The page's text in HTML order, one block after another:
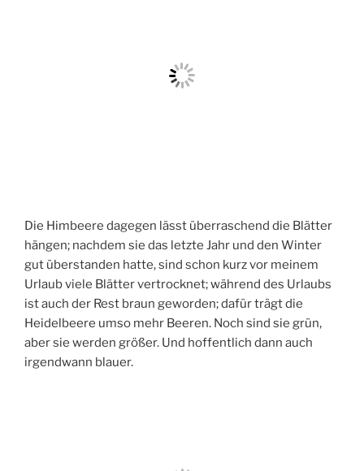
Die Himbeere dagegen lässt überraschend die Blätter
hängen; nachdem sie das letzte Jahr und den Winter
gut überstanden hatte, sind schon kurz vor meinem
Urlaub viele Blätter vertrocknet; während des Urlaubs
ist auch der Rest braun geworden; dafür trägt die
Heidelbeere umso mehr Beeren. Noch sind sie grün,
aber sie werden größer. Und hoffentlich dann auch
irgendwann blauer.